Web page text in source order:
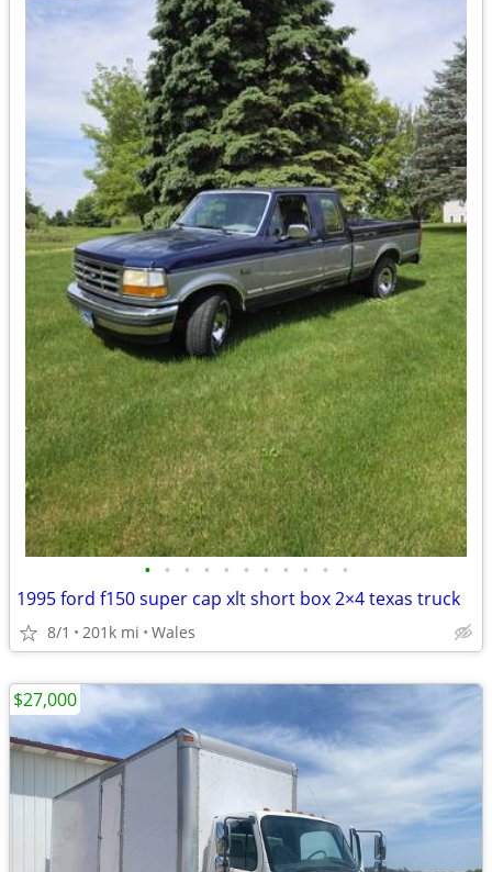
• • • • • • • • • • •
1995 ford f150 super cap xlt short box 2×4 texas truck
8/1 201k mi Wales
$27,000